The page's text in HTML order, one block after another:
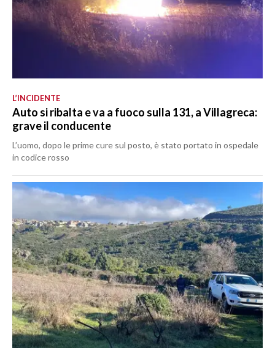
L’INCIDENTE
Auto si ribalta e va a fuoco sulla 131, a Villagreca:
grave il conducente
L’uomo, dopo le prime cure sul posto, è stato portato in ospedale
in codice rosso